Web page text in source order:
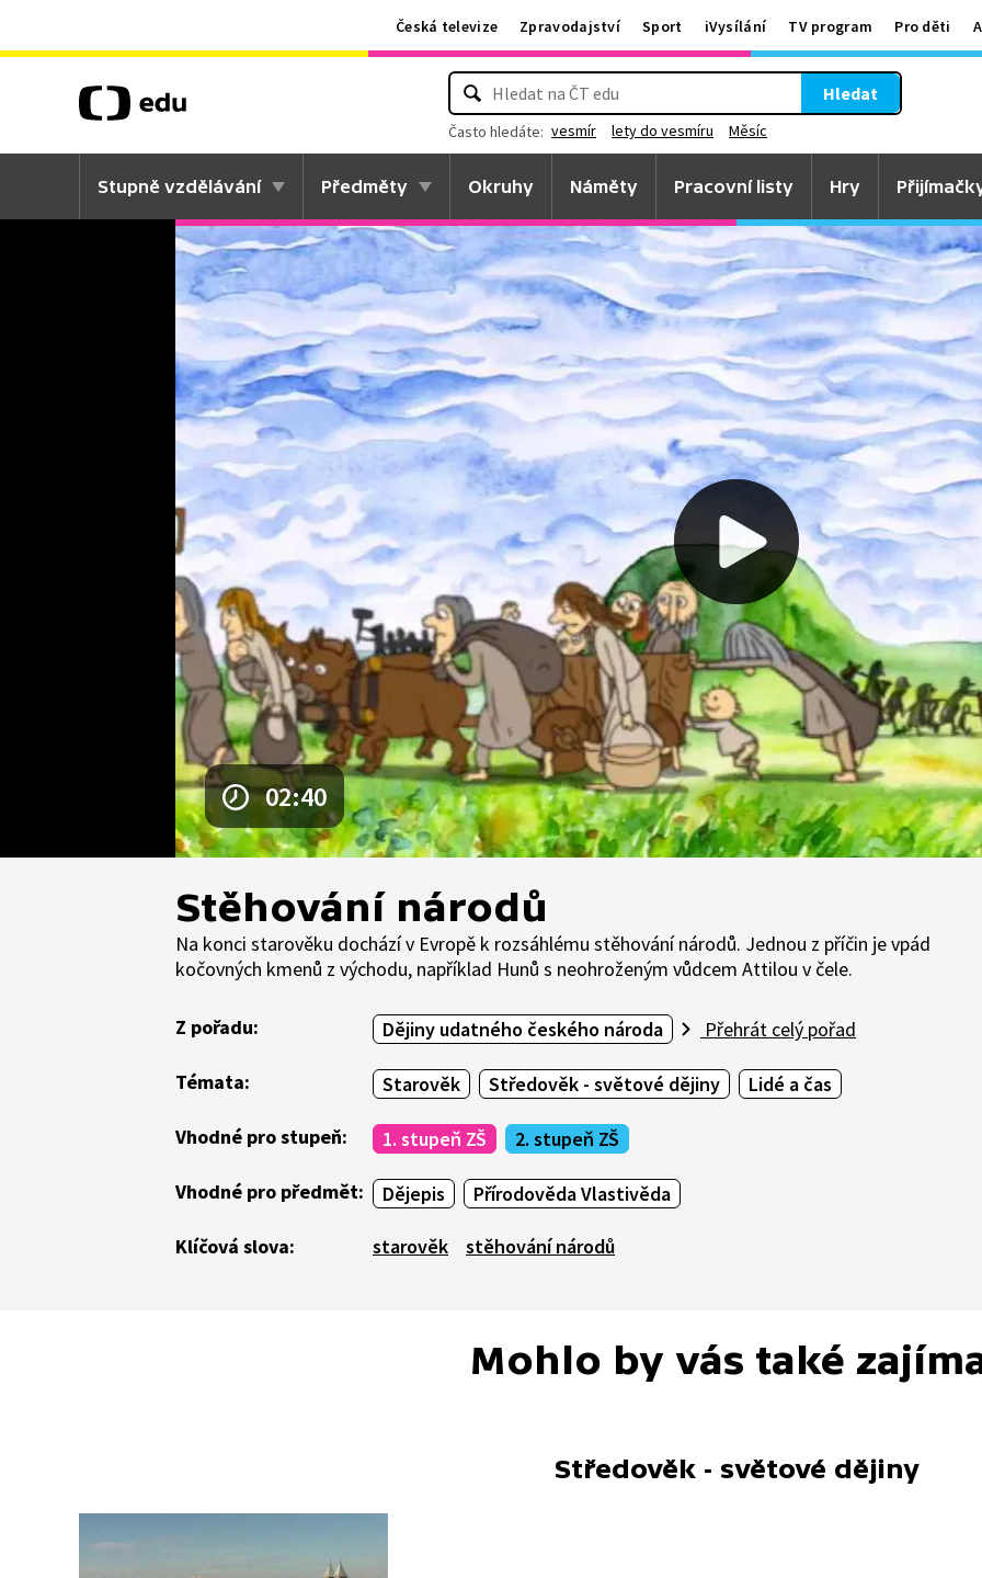
Česká televize Zpravodajství Sport iVysílání TV program Pro děti
Hledat
Často hledáte: vesmír lety do vesmíru Měsíc
Stupně vzdělávání Předměty Okruhy Náměty Pracovní listy Hry
02:40
Stěhování národů
Na konci starověku dochází v Evropě k rozsáhlému stěhování národů. Jednou z příčin je vpád
kočovných kmenů z východu, například Hunů s neohroženým vůdcem Attilou v čele.
Z pořadu: Dějiny udatného českého národa Přehrát celý pořad
Témata: Starověk Středověk - světové dějiny Lidé a čas
Vhodné pro stupeň: 1. stupeň ZŠ 2. stupeň ZŠ
Vhodné pro předmět: Dějepis Přírodověda Vlastivěda
Klíčová slova: starověk stěhování národů
Mohlo by vás také
Středověk - světové dějiny